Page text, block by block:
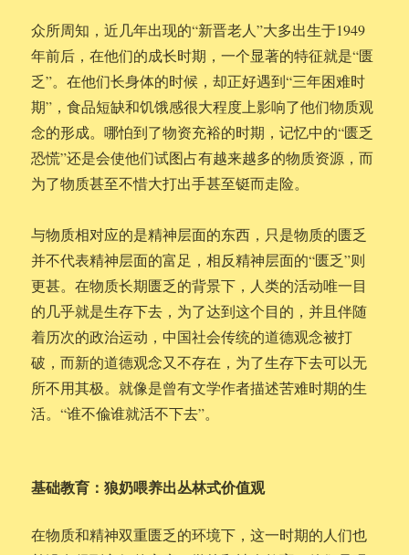
众所周知，近几年出现的“新晋老人”大多出生于1949
年前后，在他们的成长时期，一个显著的特征就是“匮
乏”。在他们长身体的时候，却正好遇到“三年困难时
期”，食品短缺和饥饿感很大程度上影响了他们物质观
念的形成。哪怕到了物资充裕的时期，记忆中的“匮乏
恐慌”还是会使他们试图占有越来越多的物质资源，而
为了物质甚至不惜大打出手甚至铤而走险。
与物质相对应的是精神层面的东西，只是物质的匮乏
并不代表精神层面的富足，相反精神层面的“匮乏”则
更甚。在物质长期匮乏的背景下，人类的活动唯一目
的几乎就是生存下去，为了达到这个目的，并且伴随
着历次的政治运动，中国社会传统的道德观念被打
破，而新的道德观念又不存在，为了生存下去可以无
所不用其极。就像是曾有文学作者描述苦难时期的生
活。“谁不偸谁就活不下去”。
基础教育：狼奶喂养出丛林式价值观
在物质和精神双重匮乏的环境下，这一时期的人们也